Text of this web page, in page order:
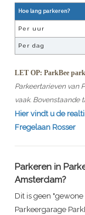
Hoe lang parkeren?
Per uur
Per dag
LET OP: ParkBee
Parkeertarieven van
vaak. Bovenstaande
Hier vindt u de
Fregelaan Rosser
Parkeren in
Amsterdam?
Dit is geen
Parkeergarage